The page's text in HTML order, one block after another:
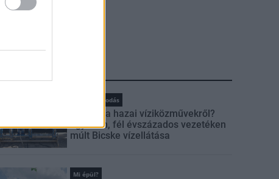
Vízgazdálkodás
Látlelet a hazai víziközművekről?
Egyetlen, fél évszázados vezetéken
múlt Bicske vízellátása
Mi épül?